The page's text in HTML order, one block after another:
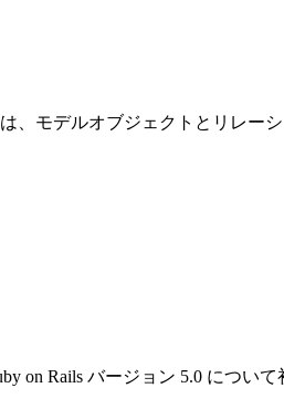
、モデルオブジェクトとリレー
on Rails バージョン 5.0 につい